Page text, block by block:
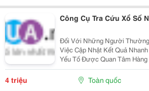
Công Cụ Tra Cứu Xổ Số
Đối Với Những Người Thường
Việc Cập Nhật Kết Quả
Yếu Tố Được Quan Tâm
Đợi Thông Tin Từ Nhiều
Dùng Hiện Nay Có Thể Dễ
Các Nền...
4 triệu Toàn quốc